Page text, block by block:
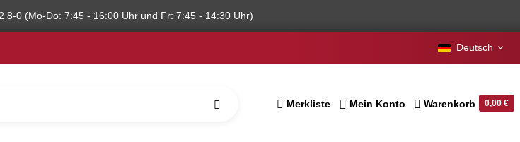
8-0 (Mo-Do: 7:45 - 16:00 Uhr und Fr: 7:45 - 14:30 Uhr)
Deutsch
Merkliste Mein Konto Warenkorb 0,00 €